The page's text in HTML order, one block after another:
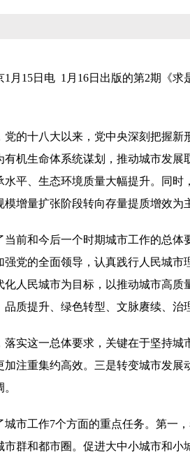
1月15日电 1月16日出版的第2期《
党的十八大以来，党中央深刻把握新
有机生命体系统谋划，推动城市发
水平、生态环境质量大幅提升。同
增量扩张阶段转向存量提质增效为
当前和今后一个时期城市工作的总
强党的全面领导，认真践行人民城
化人民城市为目标，以推动城市高
品质提升、绿色转型、文脉赓续、治
落实这一总体要求，关键在于坚持
加注重集约高效。三是转变城市发
城市工作7个方面的重点任务。第一
市群和都市圈。促进大中小城市和